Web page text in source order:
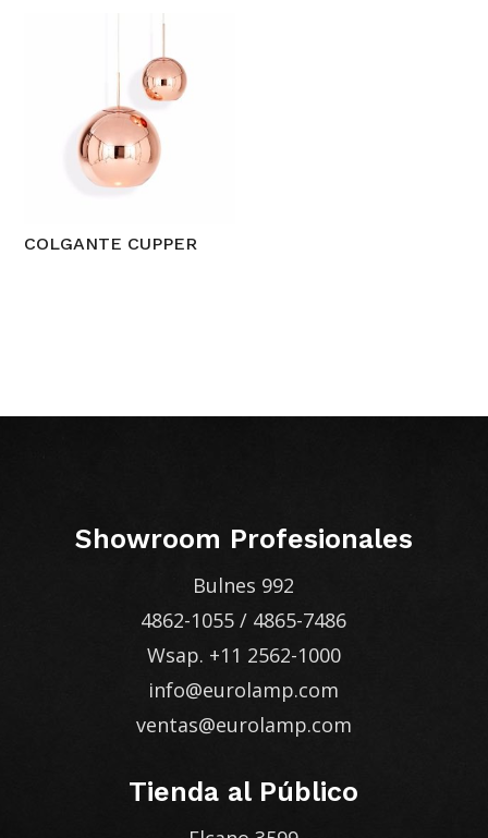
COLGANTE CUPPER
Showroom Profesionales
Bulnes 992
4862-1055 / 4865-7486
Wsap. +11 2562-1000
info@eurolamp.com
ventas@eurolamp.com
Tienda al Público